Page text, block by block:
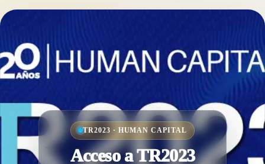
TR2023 · HUMAN CAPITAL
Acceso a TR2023